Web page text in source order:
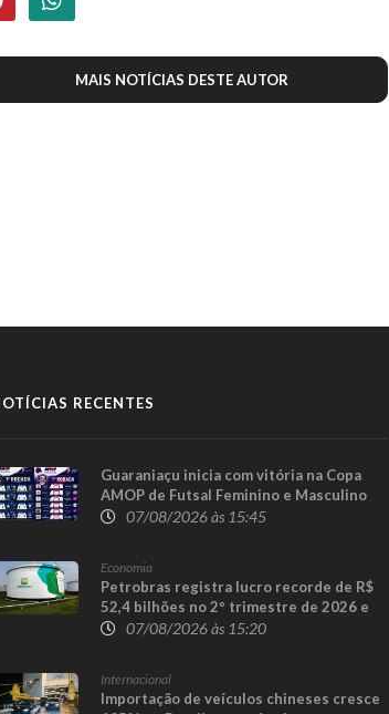
MAIS NOTÍCIAS DESTE AUTOR
RECENTES
Guaraniaçu inicia com vitória na Copa
AMOP de Futsal Feminino e Masculino
07/08/2026 às 15:45
Economia
Petrobras registra lucro recorde de R$
52,4 bilhões no 2º trimestre de 2026 e
afasta tese de defasagem nos
07/08/2026 às 15:20
Internacional
Importação de veículos chineses cresce